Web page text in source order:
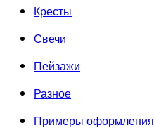
Кресты
Свечи
Пейзажи
Разное
Примеры оформления